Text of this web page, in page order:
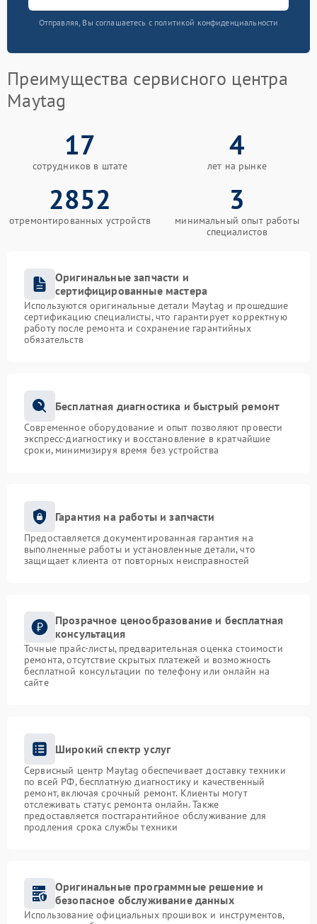
Отправляя, Вы соглашаетесь с политикой конфиденциальности
Преимущества сервисного центра
Maytag
17
сотрудников в штате
4
лет на рынке
2852
отремонтированных устройств
3
минимальный опыт работы
специалистов
Оригинальные запчасти и
сертифицированные мастера
Используются оригинальные детали Maytag и прошедшие
сертификацию специалисты, что гарантирует корректную
работу после ремонта и сохранение гарантийных
обязательств
Бесплатная диагностика и быстрый ремонт
Современное оборудование и опыт позволяют провести
экспресс-диагностику и восстановление в кратчайшие
сроки, минимизируя время без устройства
Гарантия на работы и запчасти
Предоставляется документированная гарантия на
выполненные работы и установленные детали, что
защищает клиента от повторных неисправностей
Прозрачное ценообразование и бесплатная
консультация
Точные прайс-листы, предварительная оценка стоимости
ремонта, отсутствие скрытых платежей и возможность
бесплатной консультации по телефону или онлайн на
сайте
Широкий спектр услуг
Сервисный центр Maytag обеспечивает доставку техники
по всей РФ, бесплатную диагностику и качественный
ремонт, включая срочный ремонт. Клиенты могут
отслеживать статус ремонта онлайн. Также
предоставляется постгарантийное обслуживание для
продления срока службы техники
Оригинальные программные решение и
безопасное обслуживание данных
Использование официальных прошивок и инструментов,